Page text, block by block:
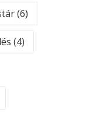
(6)
(4)